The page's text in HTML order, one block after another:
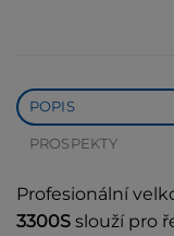
POPIS
PROSPEKTY
Profesionální
3300S slouží pro